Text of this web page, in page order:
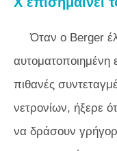
Όταν ο Berger
αυτοματοποιημένη
πιθανές
νετρονίων, ήξερε
να δράσουν